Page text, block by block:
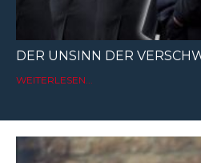
DER UNSINN DER
WEITERLESEN...